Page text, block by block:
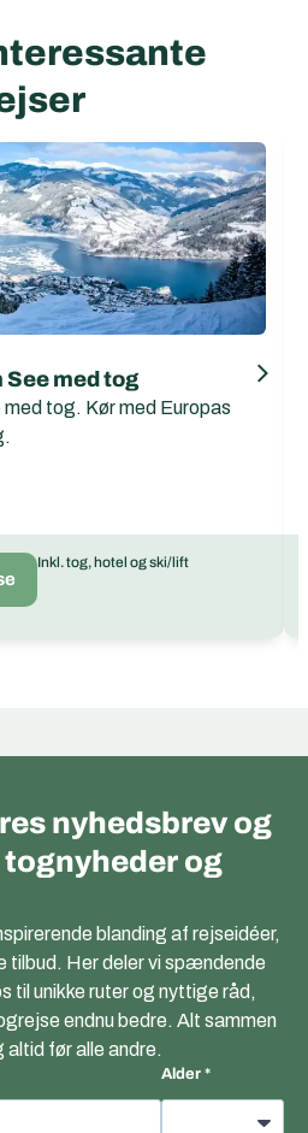
med tog
tog. Kør med Europas
Inkl. tog, hotel og ski/lift
nyhedsbrev og
og
blanding af rejseidéer,
tilbud. Her deler vi spændende
til unikke ruter og nyttige råd,
endnu bedre. Alt sammen
altid før alle andre.
Alder